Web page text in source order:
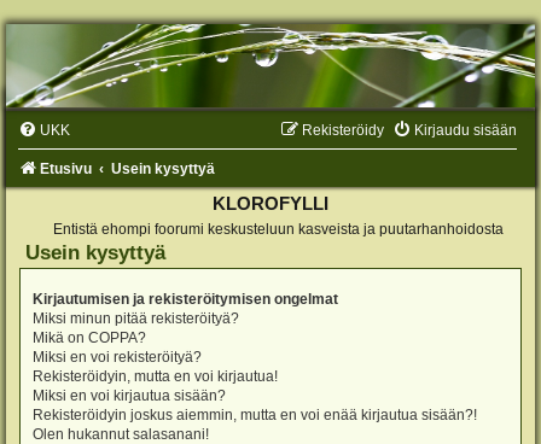
UKK Kirjaudu sisään
Rekisteröidy
Etusivu Usein kysyttyä
KLOROFYLLI
Entistä ehompi foorumi keskusteluun kasveista ja puutarhanhoidosta
Usein kysyttyä
Kirjautumisen ja rekisteröitymisen ongelmat
Miksi minun pitää rekisteröityä?
Mikä on COPPA?
Miksi en voi rekisteröityä?
Rekisteröidyin, mutta en voi kirjautua!
Miksi en voi kirjautua sisään?
Rekisteröidyin joskus aiemmin, mutta en voi enää kirjautua sisään?!
Olen hukannut salasanani!